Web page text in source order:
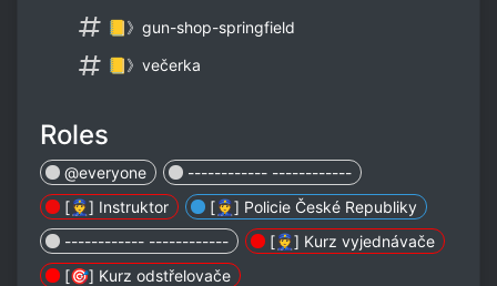
📒》gun-shop-springfield
📒》večerka
Roles
@everyone
------------ ------------
[👮] Instruktor
[👮] Policie České Republiky
------------ ------------
[👮] Kurz vyjednávače
[🎯] Kurz odstřelovače